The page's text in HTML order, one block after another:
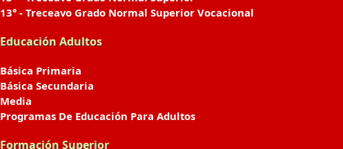
13° - Treceavo Grado Normal Superior Vocacional
Educación Adultos
Básica Primaria
Básica Secundaria
Media
Programas De Educación Para Adultos
Formación Superior